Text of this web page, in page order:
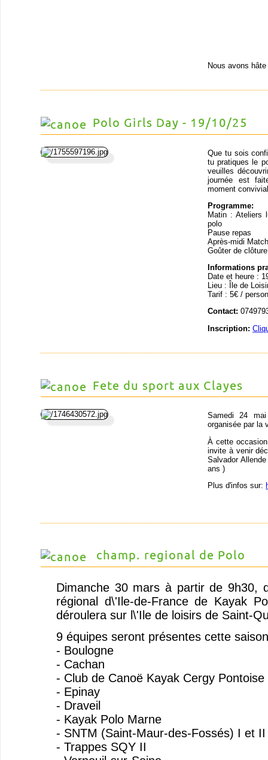
Nous avons
Polo Girls Day - 19/10/25
Que tu sois
tu pratiques le
veuilles
journée est
moment
Programme:
Matin : Ateliers
polo
Pause repas
Après-midi
Goûter de clôture
Informations
Date et heure :
Lieu : Île de
Tarif : 5€ /
Contact:
Inscription:
Fete du sport aux Clayes
Samedi 24
organisée par la
À cette
invite à venir
Salvador
ans )
Plus d'infos sur:
champ. regional de Polo
Dimanche 30 mars à partir de 9h30,
régional d\'Ile-de-France de Kayak
déroulera sur l\'Ile de loisirs de Saint-
9 équipes seront présentes cette
- Boulogne
- Cachan
- Club de Canoë Kayak Cergy Pontoise
- Epinay
- Draveil
- Kayak Polo Marne
- SNTM (Saint-Maur-des-Fossés) I et II
- Trappes SQY II